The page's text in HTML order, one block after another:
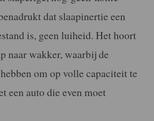
dat slaapinertie een
is, geen luiheid. Het hoort
naar wakker, waarbij de
om op volle capaciteit te
een auto die even moet